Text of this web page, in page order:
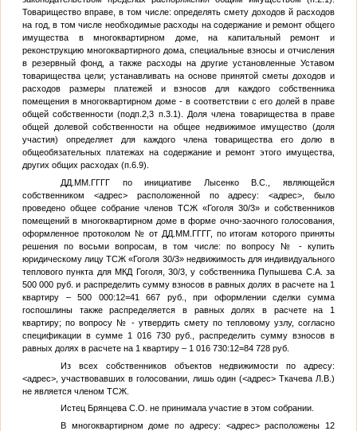
Товарищество вправе, в том числе: определять смету доходов й расходов
на год, в том числе необходимые расходы на содержание и ремонт общего
имущества в многоквартирном доме, на капитальный ремонт и
реконструкцию многоквартирного дома, специальные взносы и отчисления
в резервный фонд, а также расходы на другие установленные Уставом
товарищества цели; устанавливать на основе принятой сметы доходов и
расходов размеры платежей и взносов для каждого собственника
помещения в многоквартирном доме - в соответствии с его долей в праве
общей собственности (подп.2,3 п.3.1). Доля члена товарищества в праве
общей долевой собственности на общее недвижимое имущество (доля
участия) определяет для каждого члена товарищества его долю в
общеобязательных платежах на содержание и ремонт этого имущества,
других общих расходах (п.6.9).
ДД.ММ.ГГГГпо инициативе Лысенко B.C., являющейся
собственником <адрес>расположенной по адресу:<адрес> , было
проведено общее собрание членов ТСЖ «Гоголя 30/3» и собственников
помещений в многоквартирном доме в форме очно-заочного голосования,
оформленное протоколом № от ДД.ММ.ГГГГ, по итогам которого приняты
решения по восьми вопросам, в том числе: по вопросу
№ - купить
юридическому лицу ТСЖ «Гоголя 30/3» недвижимость для индивидуального
теплового пункта для МКД Гоголя, 30/3, у собственника Пупышева С.А. за
500 000 руб. и распределить сумму взносов в равных долях в расчете на 1
квартиру – 500 000:12=41 667 руб., при оформлении сделки сумма
госпошлины также распределяется в равных долях в расчете на 1
квартиру; по вопросу №- утвердить смету по тепловому узлу, согласно
спецификации в сумме 1 016 730 руб., распределить сумму взносов в
равных долях в расчете на 1 квартиру – 1 016 730:12=84 728 руб.
Из всех собственников объектов недвижимости по адресу:
<адрес>, участвовавших в голосовании, лишь один (<адрес> Ткачева Л.B.)
не является членом ТСЖ.
Истец Брянцева С.О. не принимала участие в этом собрании.
В многоквартирном доме по адресу: <адрес>расположены 12